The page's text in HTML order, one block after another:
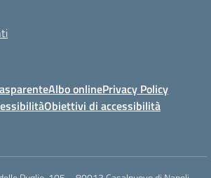
Albo onlinePrivacy Policy
Obiettivi di accessibilità